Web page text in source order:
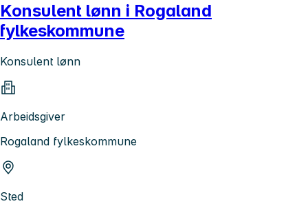
Konsulent lønn i Rogaland
fylkeskommune
Konsulent lønn
Arbeidsgiver
Rogaland fylkeskommune
Sted